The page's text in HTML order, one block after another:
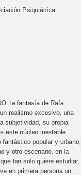
Psiquiátrica
la fantasía de Rafa
realismo excesivo, una
subjetividad, su propia
este núcleo inestable
popular y urbano;
y otro escenario, en la
tan solo quiere estudiar,
en primera persona un